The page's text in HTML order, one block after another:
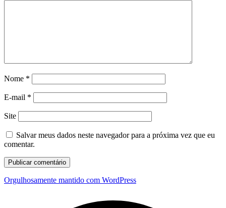
Nome *
E-mail *
Site
Salvar meus dados neste navegador para a próxima vez que eu
comentar.
Orgulhosamente mantido com WordPress